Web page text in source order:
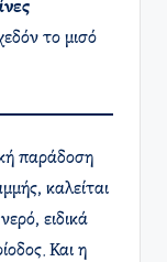
το μισό
παράδοση
καλείται
ειδικά
Και η